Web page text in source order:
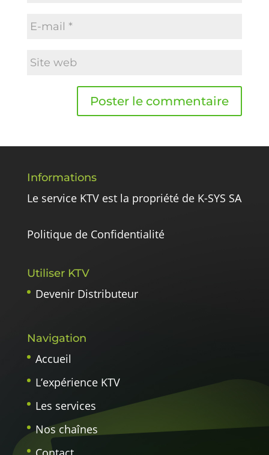
Informations
Le service KTV est la propriété de K-SYS SA
Politique de Confidentialité
Utiliser KTV
Devenir Distributeur
Navigation
Accueil
L’expérience KTV
Les services
Nos chaînes